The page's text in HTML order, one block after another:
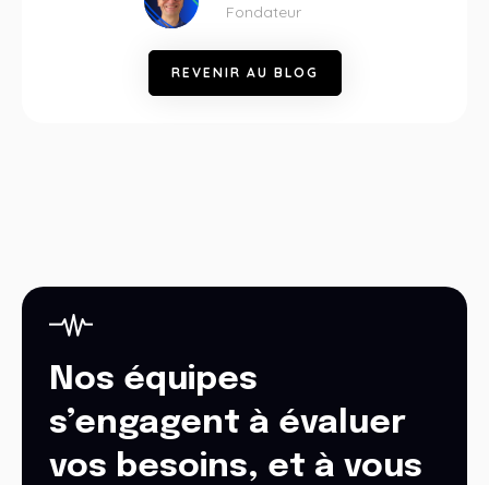
Fondateur
RE VE NIR AU BLOG
Nos équipes
s’engagent à évaluer
vos besoins, et à vous